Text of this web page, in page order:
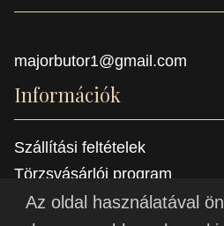
Az oldal használatával
majorbutor1@gmail.com
Információk
Szállítási feltételek
Törzsvásárlói program
Referenciák